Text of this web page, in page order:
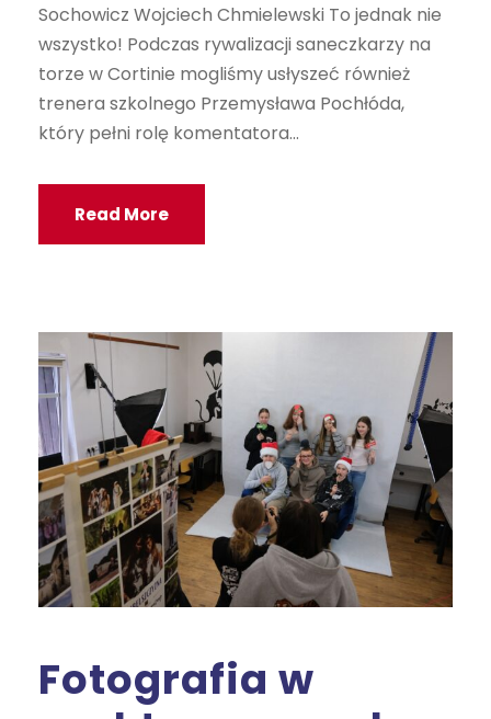
Sochowicz Wojciech Chmielewski To jednak nie
wszystko! Podczas rywalizacji saneczkarzy na
torze w Cortinie mogliśmy usłyszeć również
trenera szkolnego Przemysława Pochłóda,
który pełni rolę komentatora...
Read More
Fotografia w